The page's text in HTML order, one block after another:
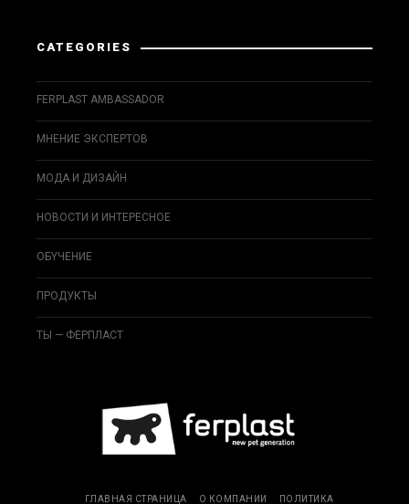
CATEGORIES
FERPLAST AMBASSADOR
МНЕНИЕ ЭКСПЕРТОВ
МОДА И ДИЗAЙН
НОВОСТИ И ИНТЕРЕСНОЕ
ОБYЧEНИЕ
ПРОДУКТЫ
ТЫ — ФЕРПЛАСТ
ГЛАВНАЯ СТРАНИЦА О КОМПАНИИ ПОЛИТИКА